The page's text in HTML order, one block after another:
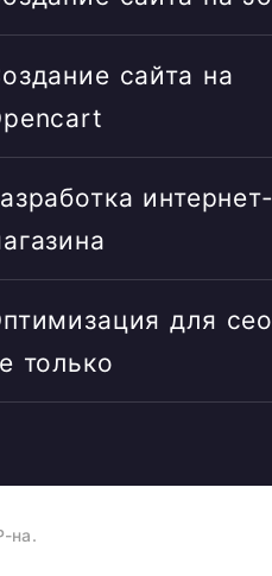
сайта на
интернет-
для
только
на.